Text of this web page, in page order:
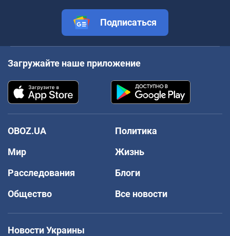
Подписаться
Загружайте наше приложение
OBOZ.UA
Политика
Мир
Жизнь
Расследования
Блоги
Общество
Все новости
Новости Украины